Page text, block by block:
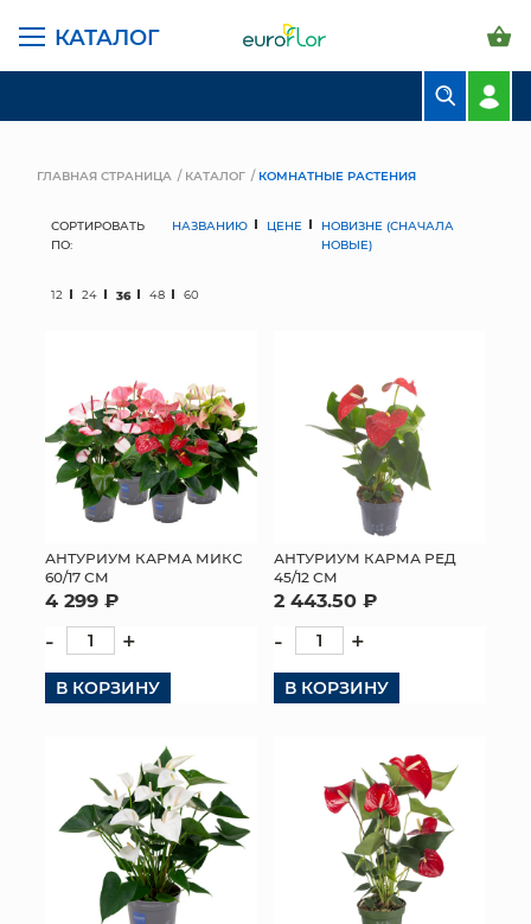
КАТАЛОГ
ГРУНТЫ И УДОБРЕНИЯ
ПРЕДМЕТЫ ИНТЕРЬЕРА
МЯГКИЕ ИГРУШКИ
КОРЗИНЫ
ЯЩИКИ
ИСКУССТВЕННЫЕ ЦВЕТЫ
ПАКЕТЫ И СУМКИ
ПОДАРОЧНЫЕ КАРТЫ
ГЛАВНАЯ СТРАНИЦА КАТАЛОГ КОМНАТНЫЕ РАСТЕНИЯ
СОРТИРОВАТЬ
ПО:
НАЗВАНИЮ ЦЕНЕ
НОВИЗНЕ (СНАЧАЛА
НОВЫЕ)
12 24 36 48 60
АНТУРИУМ КАРМА МИКС
60/17 СМ
4 299 ₽
- +
В КОРЗИНУ
АНТУРИУМ КАРМА РЕД
45/12 СМ
2 443.50 ₽
- +
В КОРЗИНУ